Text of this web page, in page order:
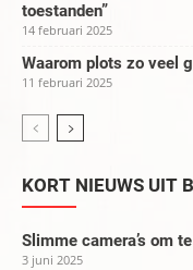
toestanden”
14 februari 2025
Waarom plots zo veel
11 februari 2025
KORT NIEUWS UIT
Slimme camera’s om
3 juni 2025